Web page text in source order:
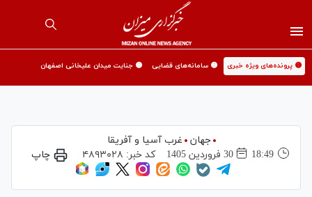
🟡 پرونده‌های ویژه خبری 🟡 سامانه‌های قضایی 🟡 جنایت میدان علیخانی اصفهان
جهان
غرب آسیا و آفریقا
18:49
30 فروردين 1405 کد خبر: ۴۸۹۳۰۲۸ چاپ